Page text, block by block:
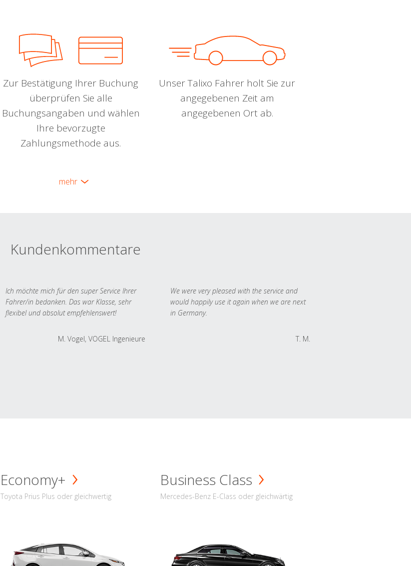
Zur Bestätigung Ihrer Buchung
überprüfen Sie alle
Buchungsangaben und wählen
Ihre bevorzugte
Zahlungsmethode aus.
Unser Talixo Fahrer holt Sie zur
angegebenen Zeit am
angegebenen Ort ab.
mehr
Kundenkommentare
Ich möchte mich für den super Service Ihrer
Fahrer/in bedanken. Das war Klasse, sehr
flexibel und absolut empfehlenswert!
M. Vogel, VOGEL Ingenieure
We were very pleased with the service and
would happily use it again when we are next
in Germany.
T. M.
Economy+
Toyota Prius Plus oder gleichwertig
Business Class
Mercedes-Benz E-Class oder gleichwärtig